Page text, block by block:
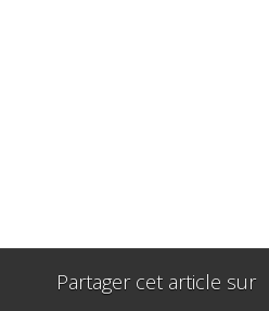
Partager cet article sur